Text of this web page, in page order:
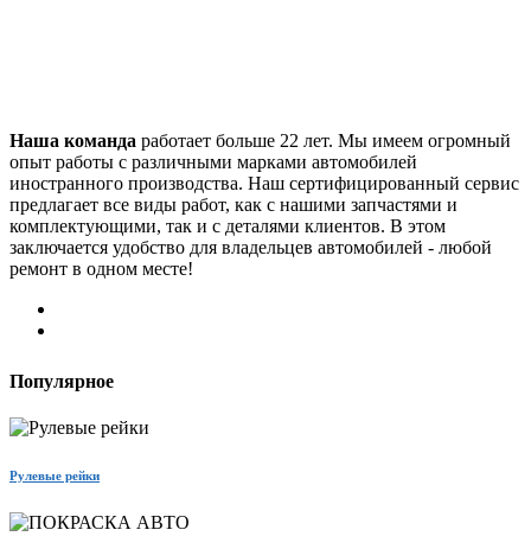
Наша команда работает больше 22 лет. Мы имеем огромный
опыт работы с различными марками автомобилей
иностранного производства. Наш сертифицированный сервис
предлагает все виды работ, как с нашими запчастями и
комплектующими, так и с деталями клиентов. В этом
заключается удобство для владельцев автомобилей - любой
ремонт в одном месте!
Популярное
Рулевые рейки